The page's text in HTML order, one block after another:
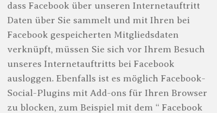
dass Facebook über unseren Internetauftritt
Daten über Sie sammelt und mit Ihren bei
Facebook gespeicherten Mitgliedsdaten
verknüpft, müssen Sie sich vor Ihrem Besuch
unseres Internetauftritts bei Facebook
ausloggen. Ebenfalls ist es möglich Facebook-
Social-Plugins mit Add-ons für Ihren Browser
zu blocken, zum Beispiel mit dem “ Facebook